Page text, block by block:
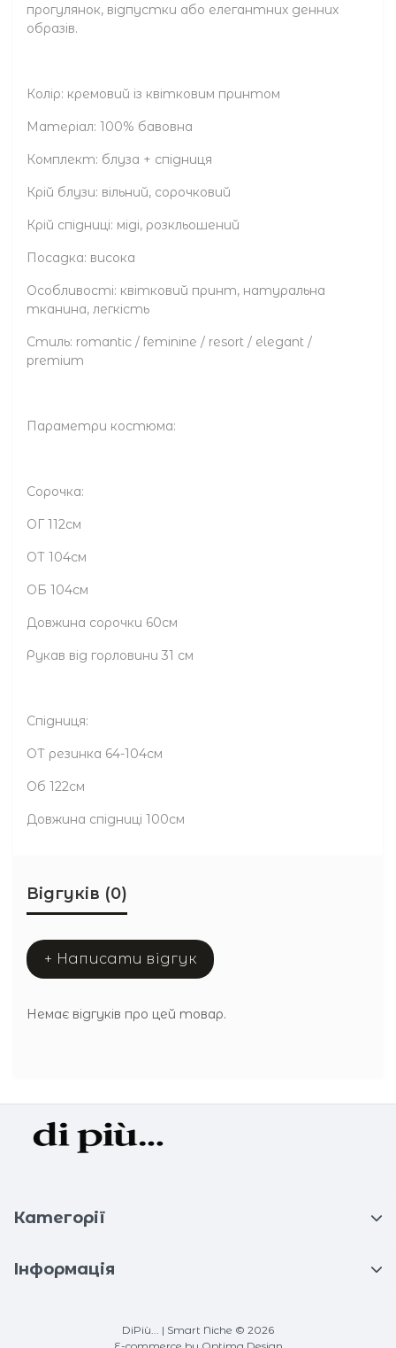
прогулянок, відпустки або елегантних денних
образів.
Колір: кремовий із квітковим принтом
Матеріал: 100% бавовна
Комплект: блуза + спідниця
Крій блузи: вільний, сорочковий
Крій спідниці: міді, розкльошений
Посадка: висока
Особливості: квітковий принт, натуральна
тканина, легкість
Стиль: romantic / feminine / resort / elegant /
premium
Параметри костюма:
Сорочка:
ОГ 112см
ОТ 104см
ОБ 104см
Довжина сорочки 60см
Рукав від горловини 31 см
Спідниця:
ОТ резинка 64-104см
Об 122см
Довжина спідниці 100см
Відгуків (0)
+ Написати відгук
Немає відгуків про цей товар.
Категорії
Інформація
DiPiù... | Smart Niche © 2026
E-commerce by Optima Design